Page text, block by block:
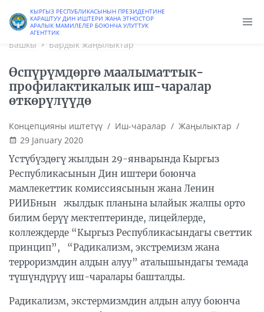
Сайттын эски версиясы
КЫРГЫЗ РЕСПУБЛИКАСЫНЫН ПРЕЗИДЕНТИНЕ
КАРАШТУУ ДИН ИШТЕРИ ЖАНА ЭТНОСТОР
АРАЛЫК МАМИЛЕЛЕР БОЮНЧА УЛУТТУК
АГЕНТТИК
Башкы Бардык жаңылыктар
Өспүрүмдөргө маалыматтык-
профилактикалык иш-чаралар
өткөрүлүүдө
Концепцияны иштетүү / Иш-чаралар / Жаңылыктар /
29 January 2020
Үстүбүздөгү жылдын 29-январында Кыргыз
Республикасынын Дин иштери боюнча
мамлекеттик комиссиясынын жана Ленин
РИИБнын жылдык планына ылайык жалпы орто
билим берүү мектептеринде, лицейлерде,
коллеждерде “Кыргыз Республикасындагы светтик
принцип”, “Радикализм, экстремизм жана
терроризмдин алдын алуу” аталышындагы темада
түшүндүрүү иш-чаралары башталды.
Радикализм, экстермизмдин алдын алуу боюнча